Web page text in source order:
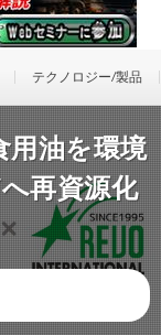
テクノロジー/製品
用油を環境
再資源化